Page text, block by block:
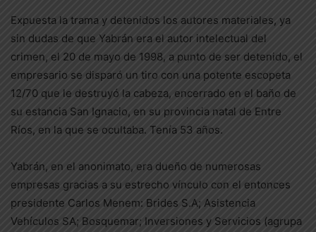
Expuesta la trama y detenidos los autores materiales, ya
sin dudas de que Yabrán era el autor intelectual del
crimen, el 20 de mayo de 1998, a punto de ser detenido, el
empresario se disparó un tiro con una potente escopeta
12/70 que le destruyó la cabeza, encerrado en el baño de
su estancia San Ignacio, en su provincia natal de Entre
Ríos, en la que se ocultaba. Tenía 53 años.
Yabrán, en el anonimato, era dueño de numerosas
empresas gracias a su estrecho vínculo con el entonces
presidente Carlos Menem: Brides S.A; Asistencia
Vehículos SA; Bosquemar; Inversiones y Servicios (agrupa